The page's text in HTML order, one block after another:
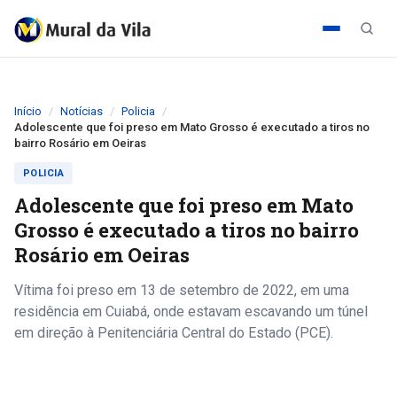
Início Notícias
Policia
Adolescente que foi preso em Mato Grosso é executado a tiros no
bairro Rosário em Oeiras
POLICIA
Adolescente que foi preso em Mato
Grosso é executado a tiros no bairro
Rosário em Oeiras
Vítima foi preso em 13 de setembro de 2022, em uma
residência em Cuiabá, onde estavam escavando um túnel
em direção à Penitenciária Central do Estado (PCE).